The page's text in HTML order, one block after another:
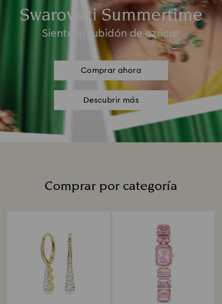
Swarovski Summertime
Siente el subidón de azúcar
Comprar ahora
Descubrir más
Comprar por categoría